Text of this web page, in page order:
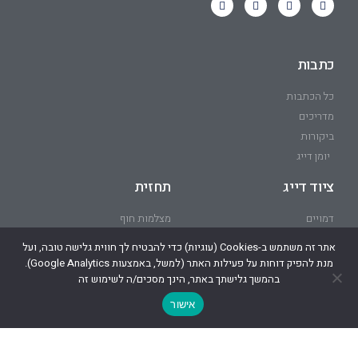
כתבות
כל הכתבות
מדריכים
ביקורות
יומן דייג
ציוד דייג
דמויים
רולרים
תחזית
מצלמות חוף
אתר זה משתמש ב-Cookies (עוגיות) כדי להבטיח לך חווית גלישה טובה, ועל
מנת להפיק דוחות על פעילות האתר (למשל, באמצעות Google Analytics).
בהמשך גלישתך באתר, הינך מסכים/ה לשימוש זה
אישור